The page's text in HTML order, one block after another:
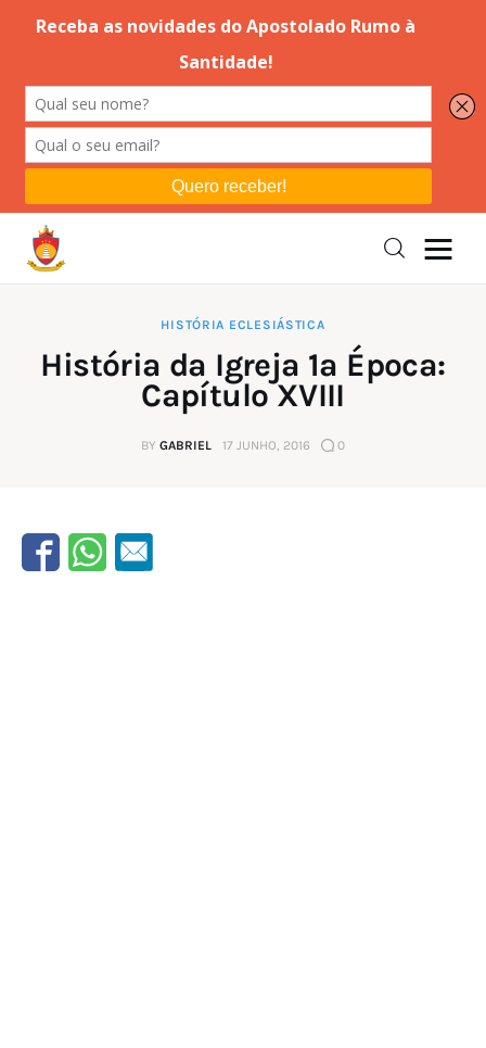
Editorial
Orações
Instruções
Espiritualidade
HISTÓRIA ECLESIÁSTICA
História da Igreja 1ª Época:
Capítulo XVIII
BY GABRIEL 17 JUNHO, 2016 0